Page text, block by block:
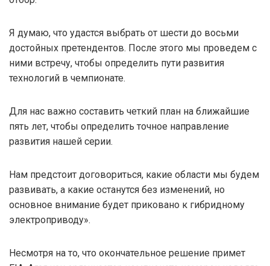
Я думаю, что удастся выбрать от шести до восьми
достойных претендентов. После этого мы проведем с
ними встречу, чтобы определить пути развития
технологий в чемпионате.
Для нас важно составить четкий план на ближайшие
пять лет, чтобы определить точное направление
развития нашей серии.
Нам предстоит договориться, какие области мы будем
развивать, а какие останутся без изменений, но
основное внимание будет приковано к гибридному
электроприводу».
Несмотря на то, что окончательное решение примет